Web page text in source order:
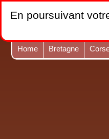
Home Bretagne
En poursuivant